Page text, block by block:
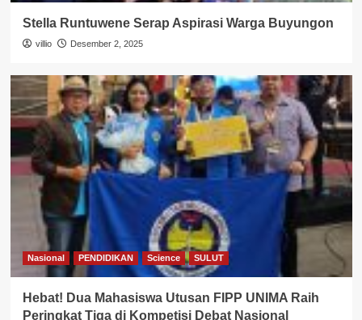
Stella Runtuwene Serap Aspirasi Warga Buyungon
villio Desember 2, 2025
Nasional PENDIDIKAN Science SULUT
Hebat! Dua Mahasiswa Utusan FIPP UNIMA Raih
Peringkat Tiga di Kompetisi Debat Nasional